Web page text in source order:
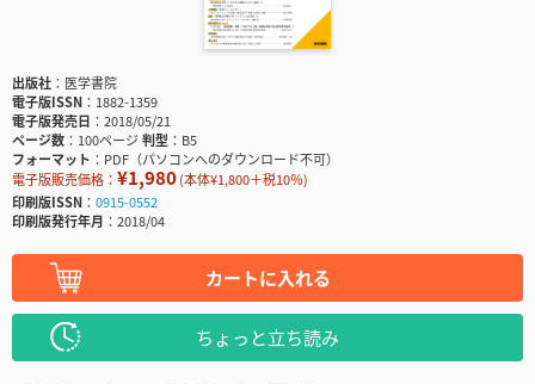
出版社
医学書院
電子版ISSN
1882-1359
電子版発売日
2018/05/21
ページ数
100ページ判型
B5
フォーマット
PDF（パソコンへのダウンロード不可）
電子版販売価格： ¥1,980(本体¥1,800＋税10％)
印刷版ISSN
0915-0552
印刷版発行年月
2018/04
カートに入れる
ちょっと立ち読み